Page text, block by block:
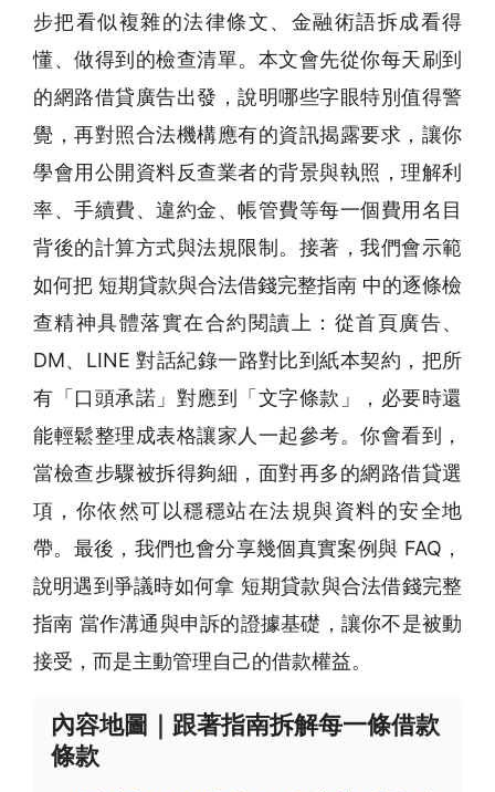
步把看似複雜的法律條文、金融術語拆成看得
懂、做得到的檢查清單。本文會先從你每天刷到
的網路借貸廣告出發，說明哪些字眼特別值得警
覺，再對照合法機構應有的資訊揭露要求，讓你
學會用公開資料反查業者的背景與執照，理解利
率、手續費、違約金、帳管費等每一個費用名目
背後的計算方式與法規限制。接著，我們會示範
如何把 短期貸款與合法借錢完整指南 中的逐條檢
查精神具體落實在合約閱讀上：從首頁廣告、
DM、LINE 對話紀錄一路對比到紙本契約，把所
有「口頭承諾」對應到「文字條款」，必要時還
能輕鬆整理成表格讓家人一起參考。你會看到，
當檢查步驟被拆得夠細，面對再多的網路借貸選
項，你依然可以穩穩站在法規與資料的安全地
帶。最後，我們也會分享幾個真實案例與 FAQ，
說明遇到爭議時如何拿 短期貸款與合法借錢完整
指南 當作溝通與申訴的證據基礎，讓你不是被動
接受，而是主動管理自己的借款權益。
內容地圖｜跟著指南拆解每一條借款
條款